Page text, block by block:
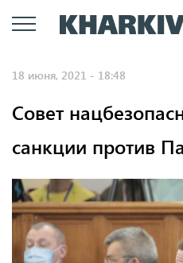
к
18 июня, 2021 - 18:48
Совет
санкции против